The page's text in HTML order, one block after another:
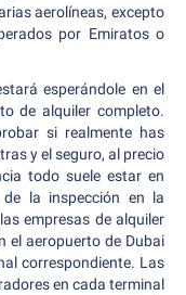
aerolíneas, excepto
por Emiratos o
esperándole en el
de alquiler completo.
si realmente has
y el seguro, al precio
todo suele estar en
la inspección en la
empresas de alquiler
el aeropuerto de Dubai
correspondiente. Las
en cada terminal